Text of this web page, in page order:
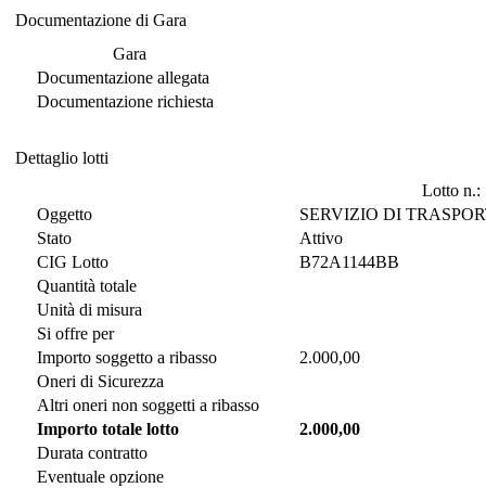
Documentazione di Gara
Gara
Documentazione allegata
Documentazione richiesta
Dettaglio lotti
Lotto n.:
Oggetto
SERVIZIO DI
Stato
Attivo
CIG Lotto
B72A1144BB
Quantità totale
Unità di misura
Si offre per
Importo soggetto a ribasso
2.000,00
Oneri di Sicurezza
Altri oneri non soggetti a ribasso
Importo totale lotto
2.000,00
Durata contratto
Eventuale opzione